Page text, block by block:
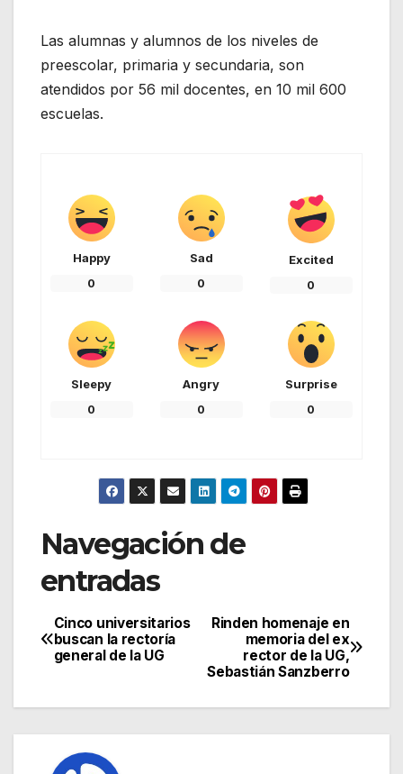
Las alumnas y alumnos de los niveles de
preescolar, primaria y secundaria, son
atendidos por 56 mil docentes, en 10 mil 600
escuelas.
Happy
0
Sad
0
Excited
0
Sleepy
0
Angry
0
Surprise
0
Navegación de
entradas
Rinden homenaje en
memoria del ex
rector de la UG,
Sebastián Sanzberro
Cinco universitarios
buscan la rectoría
general de la UG